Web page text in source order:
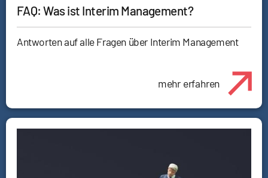
FAQ: Was ist Interim Management?
Antworten auf alle Fragen über Interim Management
mehr erfahren